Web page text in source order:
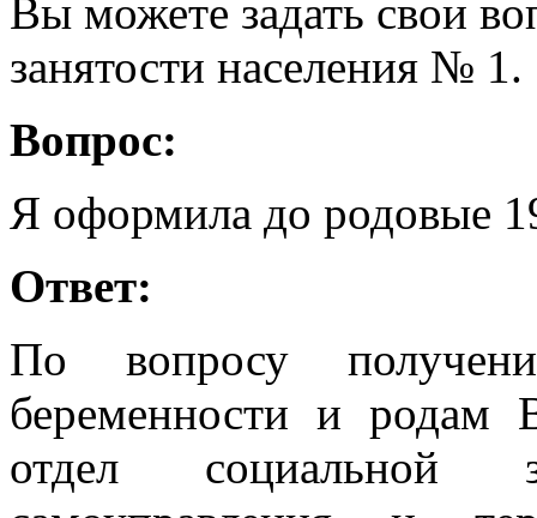
Вы можете задать свои
занятости населения № 1.
Вопрос:
Я оформила до родовые
Ответ:
По вопросу
беременности и родам
отдел социальной